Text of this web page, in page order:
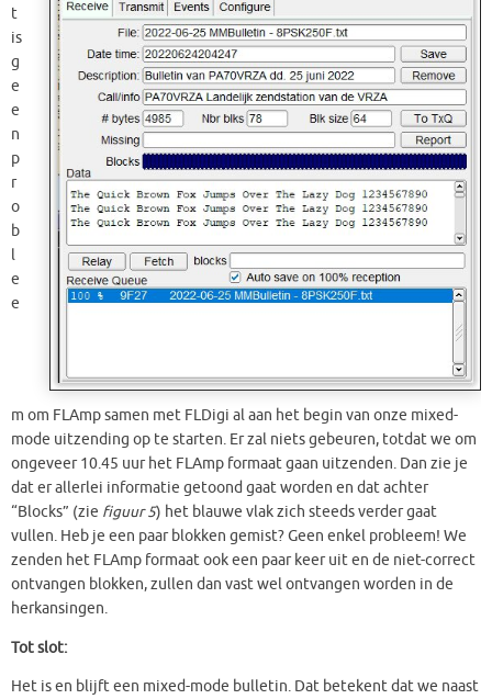
t
is
g
e
e
n
p
r
o
b
l
e
e
m om FLAmp samen met FLDigi al aan het begin van onze mixed-
mode uitzending op te starten. Er zal niets gebeuren, totdat we om
ongeveer 10.45 uur het FLAmp formaat gaan uitzenden. Dan zie je
dat er allerlei informatie getoond gaat worden en dat achter
“Blocks” (zie figuur 5) het blauwe vlak zich steeds verder gaat
vullen. Heb je een paar blokken gemist? Geen enkel probleem! We
zenden het FLAmp formaat ook een paar keer uit en de niet-correct
ontvangen blokken, zullen dan vast wel ontvangen worden in de
herkansingen.
Tot slot:
Het is en blijft een mixed-mode bulletin. Dat betekent dat we naast